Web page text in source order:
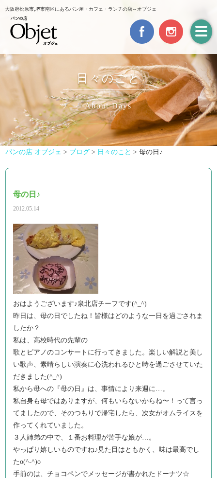
大阪府松原市,堺市南区にあるパン屋・カフェ・ランチの店～オブジェ
日々のこと
About Days
パンの店 オブジェ > ブログ > 日々のこと >母の日♪
母の日♪
2012.05.14
おはようございます♪泉北店チーフです(^_^)
昨日は、母の日でしたね！皆様はどのような一日を過ごされま
したか？
私は、高校時代の先輩の
歌とピアノのコンサートに行ってきました。楽しい解説と美し
い歌声、素晴らしい演奏に心洗われるひと時を過ごさせていた
だきました(^_^)
私から母への『母の日』は、事情により来週に…。
私自身も母ではありますが、何もいらないからね〜！って言っ
てましたので、そのつもりで帰宅したら、次女がオムライスを
作ってくれていました。
３人姉弟の中で、１番お料理が苦手な娘が…。
やっぱり嬉しいものですね♪見た目はともかく、味は最高でし
たo(^-^)o
手前のは、チョコペンでメッセージが書かれたドーナツ☆